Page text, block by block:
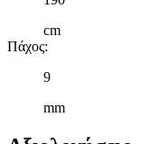
cm
Πάχος:
9
mm